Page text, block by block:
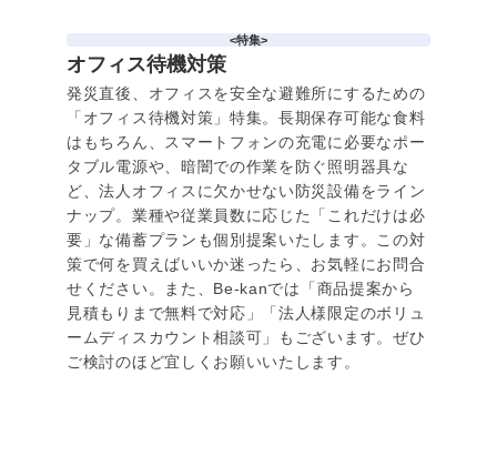
<特集>
オフィス待機対策
発災直後、オフィスを安全な避難所にするための
「オフィス待機対策」特集。長期保存可能な食料
はもちろん、スマートフォンの充電に必要なポー
タブル電源や、暗闇での作業を防ぐ照明器具な
ど、法人オフィスに欠かせない防災設備をライン
ナップ。業種や従業員数に応じた「これだけは必
要」な備蓄プランも個別提案いたします。この対
策で何を買えばいいか迷ったら、お気軽にお問合
せください。また、Be-kanでは「商品提案から
見積もりまで無料で対応」「法人様限定のボリュ
ームディスカウント相談可」もございます。ぜひ
ご検討のほど宜しくお願いいたします。